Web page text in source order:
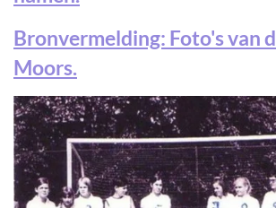
Bronvermelding: Foto's van
Moors.